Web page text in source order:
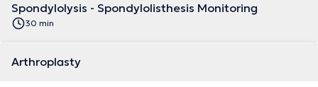
Spondylolysis - Spondylolisthesis Monitoring
30 min
Arthroplasty